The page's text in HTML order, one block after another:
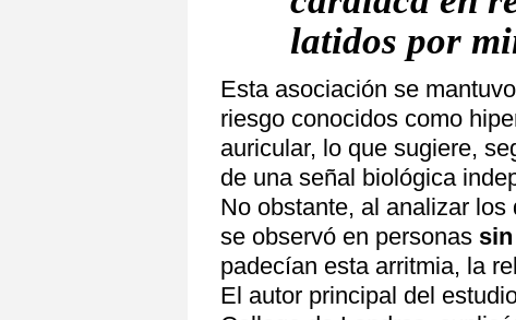
latidos por
Esta asociación se
riesgo conocidos como
auricular, lo que sugiere,
de una señal biológica
No obstante, al analizar
se observó en personas
padecían esta arritmia, la
El autor principal del